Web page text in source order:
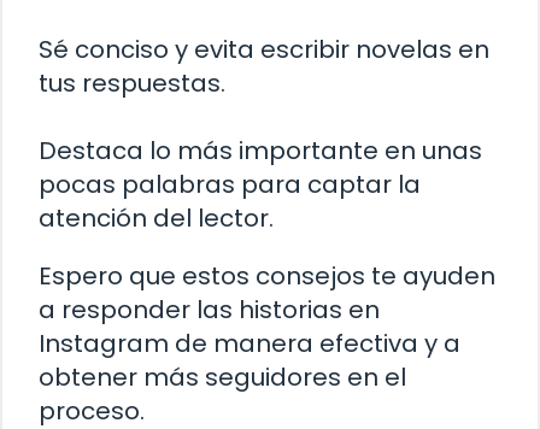
Sé conciso y evita escribir novelas en
tus respuestas.
Destaca lo más importante en unas
pocas palabras para captar la
atención del lector.
Espero que estos consejos te ayuden
a responder las historias en
Instagram de manera efectiva y a
obtener más seguidores en el
proceso.